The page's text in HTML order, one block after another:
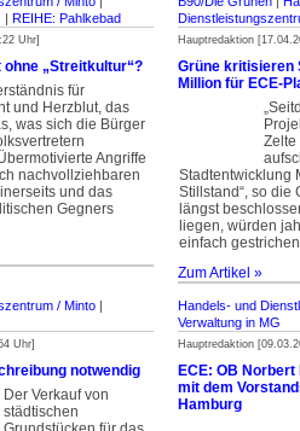
| REIHE: Pahlkebad
Uhr]
ohne „Streitkultur“?
für
und Herzblut, das
was sich die Bürger
Angriffe
nachvollziehbaren
und das
Gegners
Hauptredaktion
Grüne kritisieren
Million für ECE-
Zelte
Stadtentwicklung
Stillstand“, so die
längst
liegen, würden
einfach
Zum Artikel »
/ Minto |
Uhr]
notwendig
Der Verkauf von
städtischen
Handels- und
Verwaltung in MG
Hauptredaktion
ECE: OB
mit dem
Hamburg